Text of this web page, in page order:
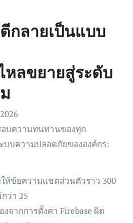
กลายเป็นแบบ
หลขยายสู่ระดับ
บความทนทานของทุก
บบความปลอดภัยขององค์กร:
ห้ข้อความแชตส่วนตัวราว 300
ว่า 25
จากการตั้งค่า Firebase ผิด